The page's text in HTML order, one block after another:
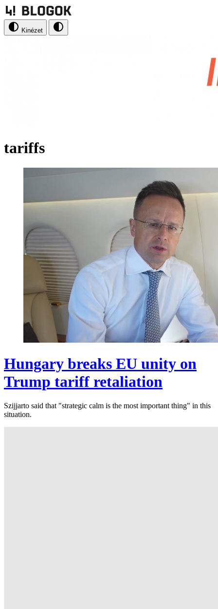
Kinézet
tariffs
Hungary breaks EU unity on
Trump tariff retaliation
Szijjarto said that "strategic calm is the most important thing" in this
situation.